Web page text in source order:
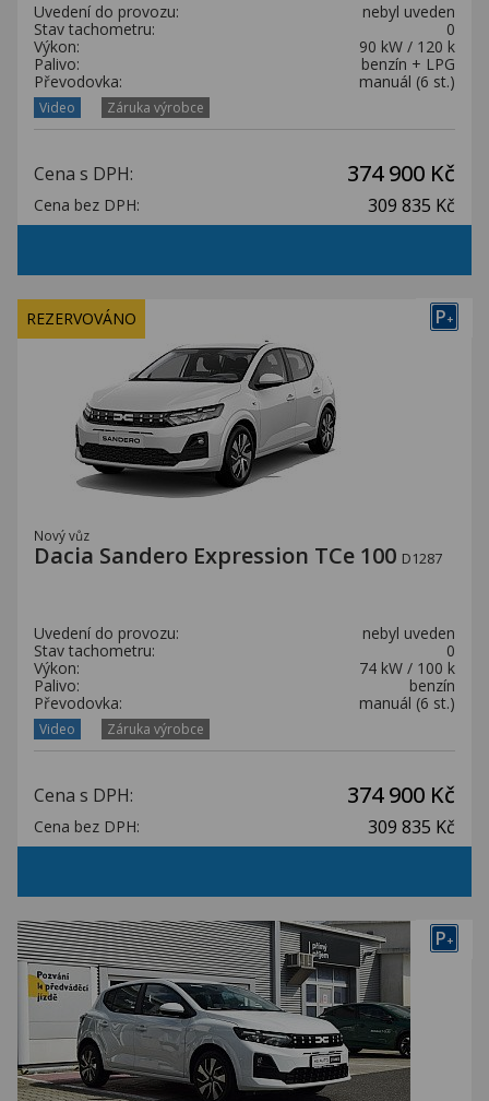
Uvedení do provozu:
nebyl uveden
Stav tachometru:
0
Výkon:
90 kW / 120 k
Palivo:
benzín + LPG
Převodovka:
manuál (6 st.)
Video Záruka výrobce
Cena s DPH: 374 900 Kč
Cena bez DPH: 309 835 Kč
P+
REZERVOVÁNO
Nový vůz
Dacia Sandero Expression TCe 100 D1287
Uvedení do provozu:
nebyl uveden
Stav tachometru:
0
Výkon:
74 kW / 100 k
Palivo:
benzín
Převodovka:
manuál (6 st.)
Video Záruka výrobce
Cena s DPH: 374 900 Kč
Cena bez DPH: 309 835 Kč
P+